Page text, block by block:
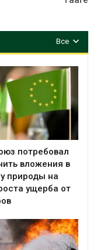
Все
потребовал
вложения в
природы на
ущерба от